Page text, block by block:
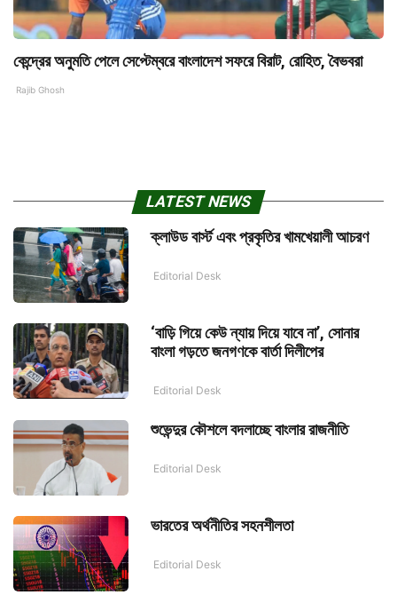
কেন্দ্রের অনুমতি পেলে সেপ্টেম্বরে বাংলাদেশ সফরে বিরাট, রোহিত, বৈভবরা
Rajib Ghosh
LATEST NEWS
ক্লাউড বার্স্ট এবং প্রকৃতির খামখেয়ালী আচরণ
Editorial Desk
‘বাড়ি গিয়ে কেউ ন্যায় দিয়ে যাবে না’, সোনার
বাংলা গড়তে জনগণকে বার্তা দিলীপের
Editorial Desk
শুভেন্দুর কৌশলে বদলাচ্ছে বাংলার রাজনীতি
Editorial Desk
ভারতের অর্থনীতির সহনশীলতা
Editorial Desk